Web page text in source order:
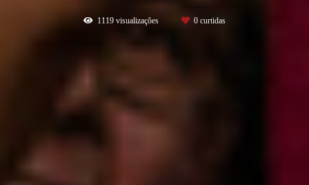
1119 visualizações 0 curtidas